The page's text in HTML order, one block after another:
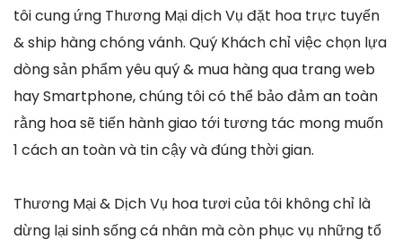
tôi cung ứng Thương Mại dịch Vụ đặt hoa trực tuyến
& ship hàng chóng vánh. Quý Khách chỉ việc chọn lựa
dòng sản phẩm yêu quý & mua hàng qua trang web
hay Smartphone, chúng tôi có thể bảo đảm an toàn
rằng hoa sẽ tiến hành giao tới tương tác mong muốn
1 cách an toàn và tin cậy và đúng thời gian.
Thương Mại & Dịch Vụ hoa tươi của tôi không chỉ là
dừng lại sinh sống cá nhân mà còn phục vụ những tổ